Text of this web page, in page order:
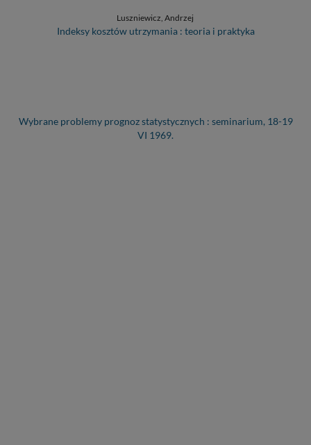
Luszniewicz, Andrzej
Indeksy kosztów utrzymania : teoria i praktyka
Wybrane problemy prognoz statystycznych : seminarium, 18-19
VI 1969.